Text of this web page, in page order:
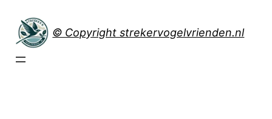
naar
inhoud
© Copyright strekervogelvrienden.nl